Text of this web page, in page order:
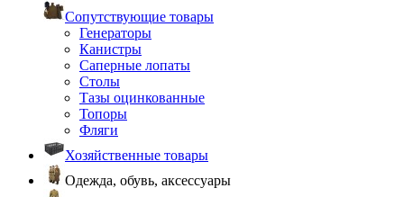
Сопутствующие товары
Генераторы
Канистры
Саперные лопаты
Столы
Тазы оцинкованные
Топоры
Фляги
Хозяйственные товары
Одежда, обувь, аксессуары